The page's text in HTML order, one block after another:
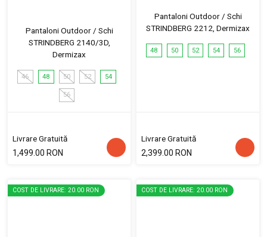
Pantaloni Outdoor / Schi
STRINDBERG 2140/3D,
Dermizax
46 48 50 52 54
56
Livrare Gratuită
1,499.00 RON
Pantaloni Outdoor / Schi
STRINDBERG 2212, Dermizax
48 50 52 54 56
Livrare Gratuită
2,399.00 RON
COST DE LIVRARE: 20.00 RON COST DE LIVRARE: 20.00 RON